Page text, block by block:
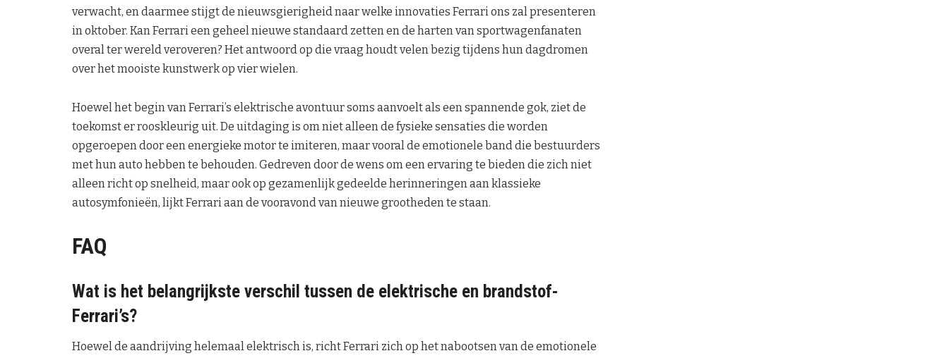
verwacht, en daarmee stijgt de nieuwsgierigheid naar welke innovaties Ferrari ons zal presenteren
in oktober. Kan Ferrari een geheel nieuwe standaard zetten en de harten van sportwagenfanaten
overal ter wereld veroveren? Het antwoord op die vraag houdt velen bezig tijdens hun dagdromen
over het mooiste kunstwerk op vier wielen.
Hoewel het begin van Ferrari’s elektrische avontuur soms aanvoelt als een spannende gok, ziet de
toekomst er rooskleurig uit. De uitdaging is om niet alleen de fysieke sensaties die worden
opgeroepen door een energieke motor te imiteren, maar vooral de emotionele band die bestuurders
met hun auto hebben te behouden. Gedreven door de wens om een ervaring te bieden die zich niet
alleen richt op snelheid, maar ook op gezamenlijk gedeelde herinneringen aan klassieke
autosymfonieën, lijkt Ferrari aan de vooravond van nieuwe grootheden te staan.
FAQ
Wat is het belangrijkste verschil tussen de elektrische en brandstof-
Ferrari’s?
Hoewel de aandrijving helemaal elektrisch is, richt Ferrari zich op het nabootsen van de emotionele